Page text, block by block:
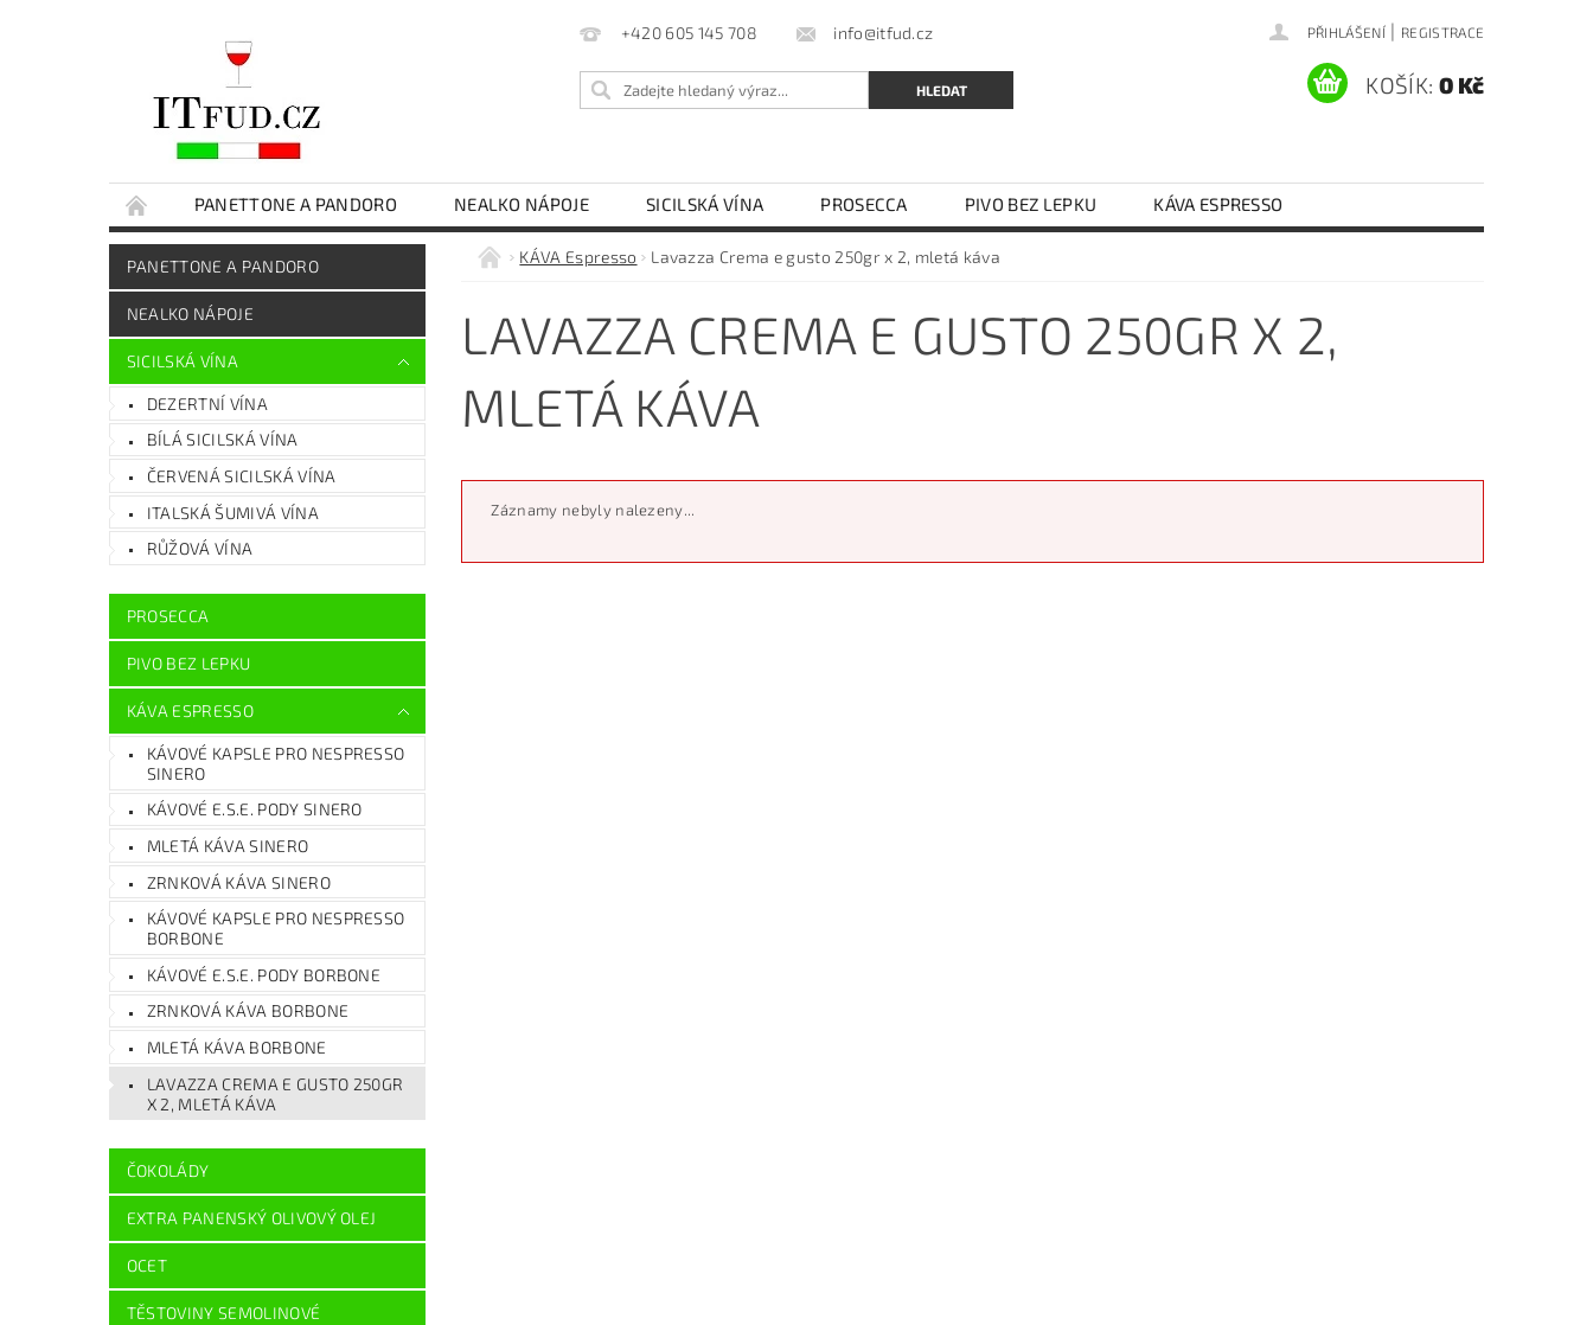
+420 605 145 708 info@itfud.cz PŘIHLÁŠENÍ | REGISTRACE
KOŠÍK: 0 Kč
PANETTONE A PANDORO NEALKO NÁPOJE SICILSKÁ VÍNA PROSECCA PIVO BEZ LEPKU
KÁVA ESPRESSO
ČOKOLÁDY
EXTRA PANENSKÝ OLIVOVÝ OLEJ OCET TĚSTOVINY SEMOLINOVÉ TĚSTOVINY VAJEČNÉ
SICILSKÉ DELIKATESY
DÁRKOVÉ BALENÍ
PANETTONE A PANDORO
NEALKO NÁPOJE
SICILSKÁ VÍNA
DEZERTNÍ VÍNA
BÍLÁ SICILSKÁ VÍNA
ČERVENÁ SICILSKÁ VÍNA
ITALSKÁ ŠUMIVÁ VÍNA
RŮŽOVÁ VÍNA
PROSECCA
PIVO BEZ LEPKU
KÁVA ESPRESSO
KÁVOVÉ KAPSLE PRO NESPRESSO
SINERO
KÁVOVÉ E.S.E. PODY SINERO
MLETÁ KÁVA SINERO
ZRNKOVÁ KÁVA SINERO
KÁVOVÉ KAPSLE PRO NESPRESSO
BORBONE
KÁVOVÉ E.S.E. PODY BORBONE
ZRNKOVÁ KÁVA BORBONE
MLETÁ KÁVA BORBONE
LAVAZZA CREMA E GUSTO 250GR
X 2, MLETÁ KÁVA
ČOKOLÁDY
EXTRA PANENSKÝ OLIVOVÝ OLEJ
OCET
TĚSTOVINY SEMOLINOVÉ
KÁVA Espresso Lavazza Crema e gusto 250gr x 2, mletá káva
LAVAZZA CREMA E GUSTO 250GR X 2,
MLETÁ KÁVA
Záznamy nebyly nalezeny...